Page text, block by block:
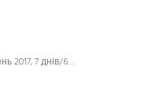
2017, 7 днів/6…